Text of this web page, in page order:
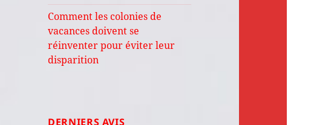
Comment les colonies de
vacances doivent se
réinventer pour éviter leur
disparition
DERNIERS AVIS